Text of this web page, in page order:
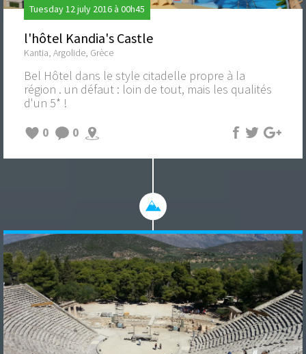
Tuesday 12 july 2016 à 00h45
l'hôtel Kandia's Castle
Kantia, Argolide, Grèce
Bel Hôtel dans le style citadelle propre à la
région . un défaut : loin de tout, mais les qualités
d'un 5* !
0
0